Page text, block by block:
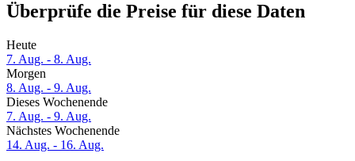
Überprüfe die Preise für diese Daten
Heute
7. Aug. - 8. Aug.
Morgen
8. Aug. - 9. Aug.
Dieses Wochenende
7. Aug. - 9. Aug.
Nächstes Wochenende
14. Aug. - 16. Aug.